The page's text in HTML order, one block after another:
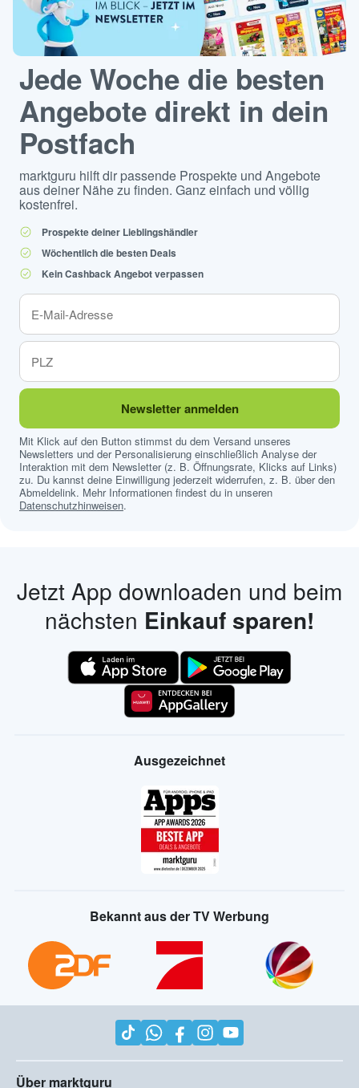
Jede Woche die besten
Angebote direkt in dein
Postfach
marktguru hilft dir passende Prospekte und Angebote
aus deiner Nähe zu finden. Ganz einfach und völlig
kostenfrei.
Prospekte deiner Lieblingshändler
Wöchentlich die besten Deals
Kein Cashback Angebot verpassen
Newsletter anmelden
Mit Klick auf den Button stimmst du dem Versand unseres
Newsletters und der Personalisierung einschließlich Analyse der
Interaktion mit dem Newsletter (z. B. Öffnungsrate, Klicks auf Links)
zu. Du kannst deine Einwilligung jederzeit widerrufen, z. B. über den
Abmeldelink. Mehr Informationen findest du in unseren
Datenschutzhinweisen.
Jetzt App downloaden und beim
nächsten Einkauf sparen!
Ausgezeichnet
Bekannt aus der TV Werbung
Über marktguru